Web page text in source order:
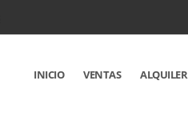
INICIO VENTAS ALQUILER